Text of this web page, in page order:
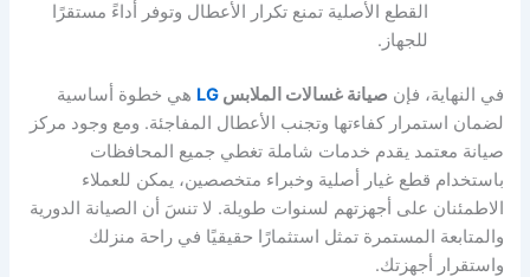
القطع الأصلية تمنع تكرار الأعطال وتوفر أداءً مستقرًا
للجهاز.
في النهاية، فإن صيانة غسالات الملابسLG هي خطوة أساسية
لضمان استمرار كفاءتها وتجنب الأعطال المفاجئة. ومع وجود مركز
صيانة معتمد يقدم خدمات شاملة تغطي جميع المحافظات
باستخدام قطع غيار أصلية وخبراء متخصصين، يمكن للعملاء
الاطمئنان على أجهزتهم لسنوات طويلة. لا تنسَ أن الصيانة الدورية
والمتابعة المستمرة تمثل استثمارًا حقيقيًا في راحة منزلك
واستقرار أجهزتك.